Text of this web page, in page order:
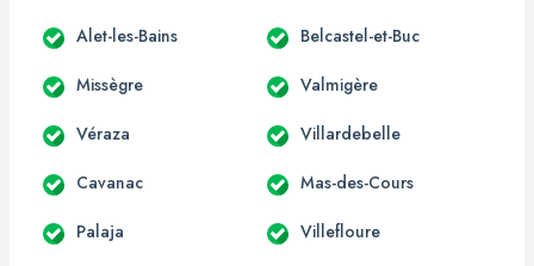
Alet-les-Bains Belcastel-et-Buc
Missègre Valmigère
Véraza Villardebelle
Cavanac Mas-des-Cours
Palaja Villefloure